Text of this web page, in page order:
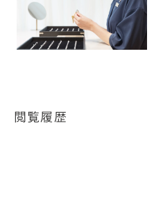
閲覧履歴